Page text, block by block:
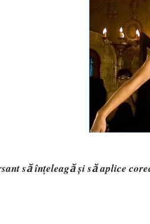
să înțeleagă și să aplice